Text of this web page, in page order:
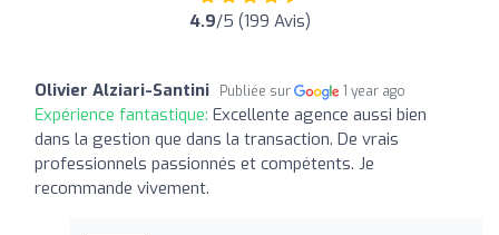
4.9/5 (199 Avis)
Olivier Alziari-Santini Publiée sur 1 year ago
Expérience fantastique: Excellente agence aussi bien
dans la gestion que dans la transaction. De vrais
professionnels passionnés et compétents. Je
recommande vivement.